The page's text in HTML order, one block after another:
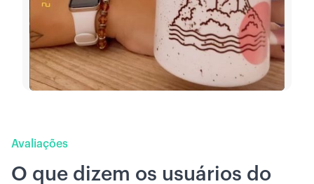
Avaliações
O que dizem os usuários do